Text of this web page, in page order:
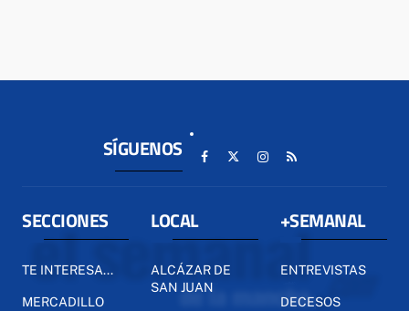
SÍGUENOS
SECCIONES
TE INTERESA...
MERCADILLO
LOCAL
ALCÁZAR DE
SAN JUAN
+SEMANAL
ENTREVISTAS
DECESOS